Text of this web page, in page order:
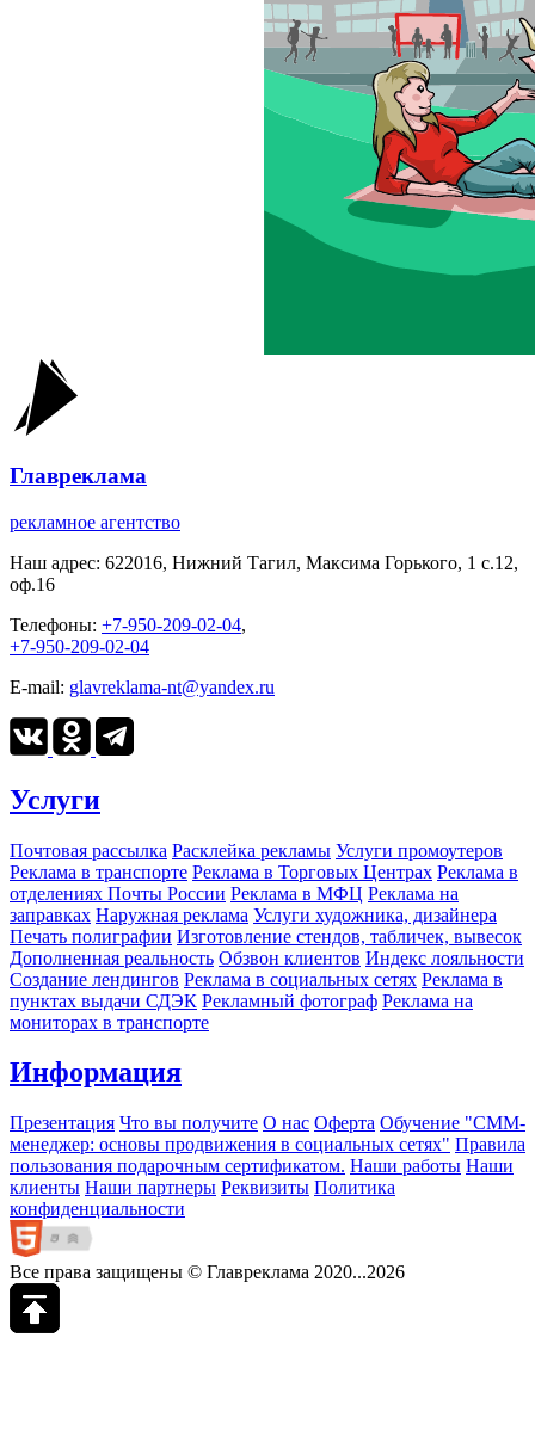
Главреклама
рекламное агентство
Наш адрес: 622016, Нижний Тагил, Максима Горького, 1 c.12,
оф.16
Телефоны: +7-950-209-02-04,
+7-950-209-02-04
E-mail: glavreklama-nt@yandex.ru
Услуги
Почтовая рассылка Расклейка рекламы Услуги промоутеров
Реклама в транспорте Реклама в Торговых Центрах Реклама в
отделениях Почты России Реклама в МФЦ Реклама на
заправках Наружная реклама Услуги художника, дизайнера
Печать полиграфии Изготовление стендов, табличек, вывесок
Дополненная реальность Обзвон клиентов Индекс лояльности
Создание лендингов Реклама в социальных сетях Реклама в
пунктах выдачи СДЭК Рекламный фотограф Реклама на
мониторах в транспорте
Информация
Презентация Что вы получите О нас Оферта Обучение "СМM-
менеджер: основы продвижения в социальных сетях" Правила
пользования подарочным сертификатом. Наши работы Наши
клиенты Наши партнеры Реквизиты Политика
конфиденциальности
Все права защищены © Главреклама 2020...2026